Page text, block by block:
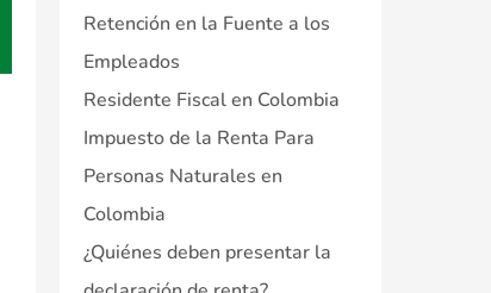
Retención en la Fuente a los
Empleados
Residente Fiscal en Colombia
Impuesto de la Renta Para
Personas Naturales en
Colombia
¿Quiénes deben presentar la